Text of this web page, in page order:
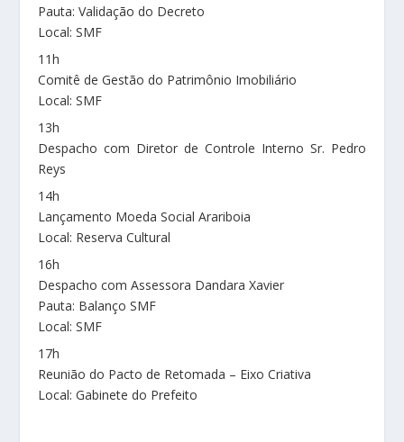
Pauta: Validação do Decreto
Local: SMF
11h
Comitê de Gestão do Patrimônio Imobiliário
Local: SMF
13h
Despacho com Diretor de Controle Interno Sr. Pedro
Reys
14h
Lançamento Moeda Social Arariboia
Local: Reserva Cultural
16h
Despacho com Assessora Dandara Xavier
Pauta: Balanço SMF
Local: SMF
17h
Reunião do Pacto de Retomada – Eixo Criativa
Local: Gabinete do Prefeito